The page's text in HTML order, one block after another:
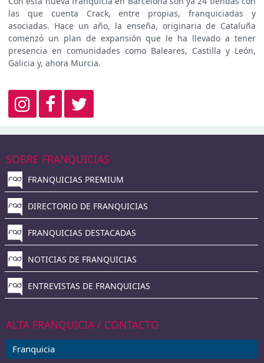
las que cuenta Crack, entre propias, franquiciadas y
asociadas. Hace un año, la enseña, originaria de Cataluña
comenzó un plan de expansión que le ha llevado a tener
presencia en comunidades como Baleares, Castilla y León,
Galicia y, ahora Murcia.
SOBRE FRANQUICIAS
FRANQUICIAS PREMIUM
DIRECTORIO DE FRANQUICIAS
FRANQUICIAS DESTACADAS
NOTICIAS DE FRANQUICIAS
ENTREVISTAS DE FRANQUICIAS
ALTA FRANQUICIA / CONTACTO